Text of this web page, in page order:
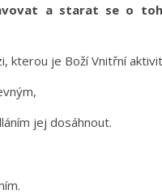
a starat se o
kterou je Boží Vnitřní
jej dosáhnout.